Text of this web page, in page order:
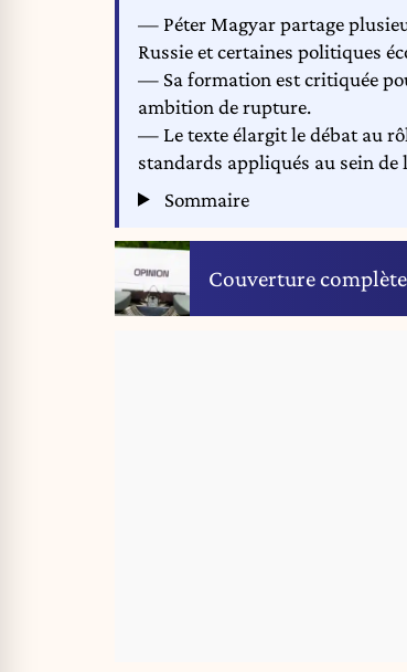
— Péter Magyar partage
Russie et certaines politiques
— Sa formation est critiquée
ambition de rupture.
— Le texte élargit le débat au
standards appliqués au sein de
Sommaire
Couverture